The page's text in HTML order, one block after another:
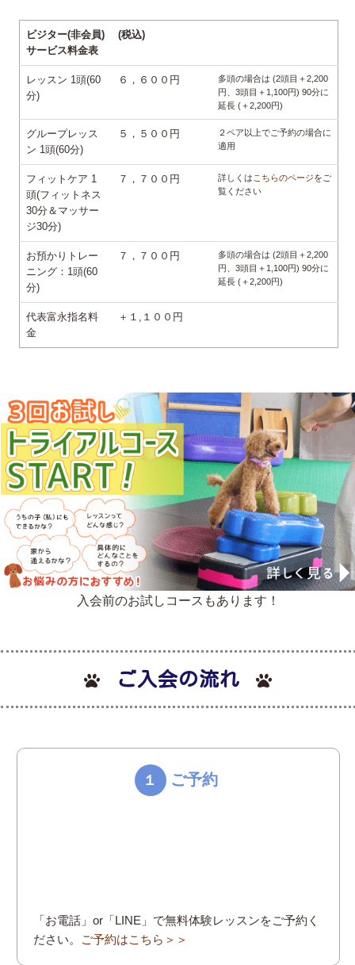
ビジター(非会員)
サービス料金表
(税込)
レッスン 1頭(60
分)
６，６００円
多頭の場合は (2頭目＋2,200
円、3頭目＋1,100円) 90分に
延長 (＋2,200円)
グループレッス
ン 1頭(60分)
５，５００円
２ペア以上でご予約の場合に
適用
フィットケア 1
頭(フィットネス
30分＆マッサー
ジ30分)
７，７００円 詳しくは こちらのページをご
覧ください
お預かりトレー
ニング：1頭(60
分)
７，７００円
多頭の場合は (2頭目＋2,200
円、3頭目＋1,100円) 90分に
延長 (＋2,200円)
代表富永指名料
金
＋１,１００円
入会前のお試しコースもあります！
ご入会の流れ
１ ご予約
「お電話」or「LINE」で無料体験レッスンをご予約く
ださい。
ご予約はこちら＞＞